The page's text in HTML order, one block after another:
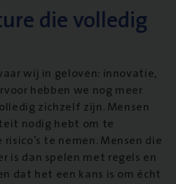
die volledig
wij in geloven: innovatie,
hebben we nog meer
zichzelf zijn. Mensen
nodig hebt om te
te nemen. Mensen die
is dan spelen met regels en
dat het een kans is om écht